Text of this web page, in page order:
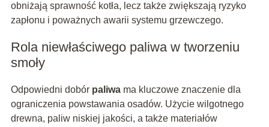
obniżają sprawność kotła, lecz także zwiększają ryzyko
zapłonu i poważnych awarii systemu grzewczego.
Rola niewłaściwego paliwa w tworzeniu
smoły
Odpowiedni dobór paliwama kluczowe znaczenie dla
ograniczenia powstawania osadów. Użycie wilgotnego
drewna, paliw niskiej jakości, a także materiałów